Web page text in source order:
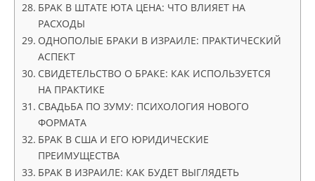
БРАК В ШТАТЕ ЮТА ЦЕНА: ЧТО ВЛИЯЕТ НА
РАСХОДЫ
ОДНОПОЛЫЕ БРАКИ В ИЗРАИЛЕ: ПРАКТИЧЕСКИЙ
АСПЕКТ
СВИДЕТЕЛЬСТВО О БРАКЕ: КАК ИСПОЛЬЗУЕТСЯ
НА ПРАКТИКЕ
СВАДЬБА ПО ЗУМУ: ПСИХОЛОГИЯ НОВОГО
ФОРМАТА
БРАК В США И ЕГО ЮРИДИЧЕСКИЕ
ПРЕИМУЩЕСТВА
БРАК В ИЗРАИЛЕ: КАК БУДЕТ ВЫГЛЯДЕТЬ